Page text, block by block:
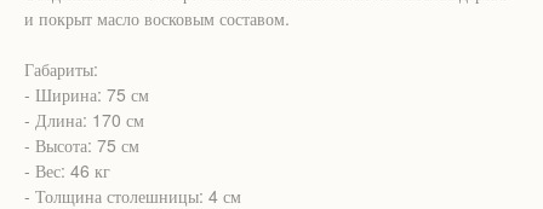
и покрыт масло восковым составом.
Габариты:
- Ширина: 75 см
- Длина: 170 см
- Высота: 75 см
- Вес: 46 кг
- Толщина столешницы: 4 см